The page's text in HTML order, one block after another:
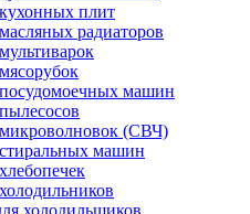
плит
радиаторов
машин
микроволновок (СВЧ)
машин
холодильщиков